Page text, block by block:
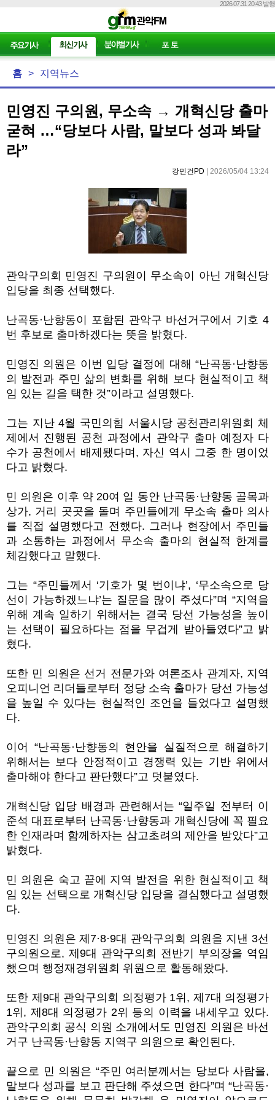
2026.07.31 20:43 발행
홈 > 지역뉴스
민영진 구의원, 무소속 → 개혁신당 출마
굳혀 …“당보다 사람, 말보다 성과 봐달
라”
강민건PD | 2026/05/04 13:24
관악구의회 민영진 구의원이 무소속이 아닌 개혁신당
입당을 최종 선택했다.
난곡동·난향동이 포함된 관악구 바선거구에서 기호 4
번 후보로 출마하겠다는 뜻을 밝혔다.
민영진 의원은 이번 입당 결정에 대해 “난곡동·난향동
의 발전과 주민 삶의 변화를 위해 보다 현실적이고 책
임 있는 길을 택한 것”이라고 설명했다.
그는 지난 4월 국민의힘 서울시당 공천관리위원회 체
제에서 진행된 공천 과정에서 관악구 출마 예정자 다
수가 공천에서 배제됐다며, 자신 역시 그중 한 명이었
다고 밝혔다.
민 의원은 이후 약 20여 일 동안 난곡동·난향동 골목과
상가, 거리 곳곳을 돌며 주민들에게 무소속 출마 의사
를 직접 설명했다고 전했다. 그러나 현장에서 주민들
과 소통하는 과정에서 무소속 출마의 현실적 한계를
체감했다고 말했다.
그는 “주민들께서 ‘기호가 몇 번이냐’, ‘무소속으로 당
선이 가능하겠느냐’는 질문을 많이 주셨다”며 “지역을
위해 계속 일하기 위해서는 결국 당선 가능성을 높이
는 선택이 필요하다는 점을 무겁게 받아들였다”고 밝
혔다.
또한 민 의원은 선거 전문가와 여론조사 관계자, 지역
오피니언 리더들로부터 정당 소속 출마가 당선 가능성
을 높일 수 있다는 현실적인 조언을 들었다고 설명했
다.
이어 “난곡동·난향동의 현안을 실질적으로 해결하기
위해서는 보다 안정적이고 경쟁력 있는 기반 위에서
출마해야 한다고 판단했다”고 덧붙였다.
개혁신당 입당 배경과 관련해서는 “일주일 전부터 이
준석 대표로부터 난곡동·난향동과 개혁신당에 꼭 필요
한 인재라며 함께하자는 삼고초려의 제안을 받았다”고
밝혔다.
민 의원은 숙고 끝에 지역 발전을 위한 현실적이고 책
임 있는 선택으로 개혁신당 입당을 결심했다고 설명했
다.
민영진 의원은 제7·8·9대 관악구의회 의원을 지낸 3선
구의원으로, 제9대 관악구의회 전반기 부의장을 역임
했으며 행정재경위원회 위원으로 활동해왔다.
또한 제9대 관악구의회 의정평가 1위, 제7대 의정평가
1위, 제8대 의정평가 2위 등의 이력을 내세우고 있다.
관악구의회 공식 의원 소개에서도 민영진 의원은 바선
거구 난곡동·난향동 지역구 의원으로 확인된다.
끝으로 민 의원은 “주민 여러분께서는 당보다 사람을,
말보다 성과를 보고 판단해 주셨으면 한다”며 “난곡동·